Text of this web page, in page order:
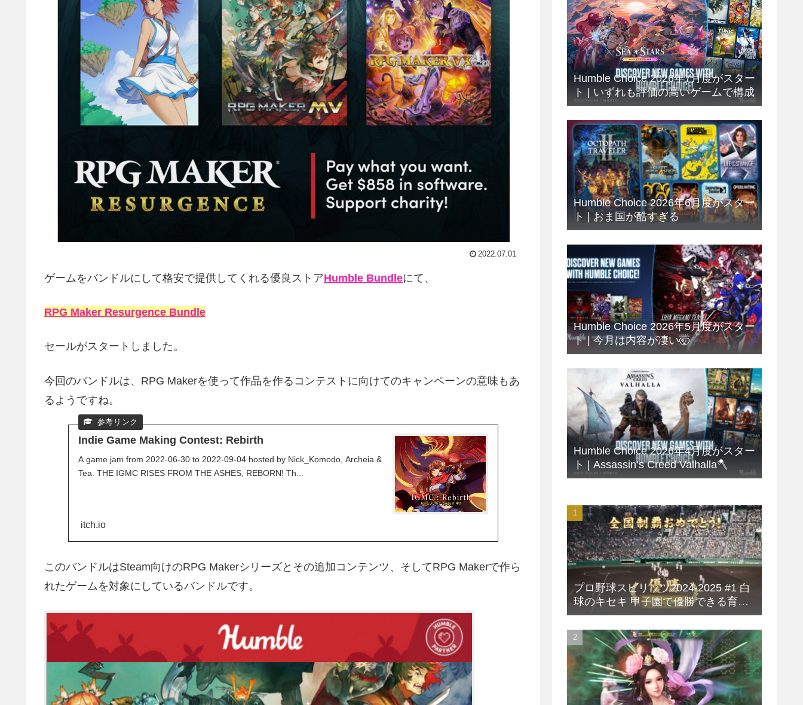
2022.07.01
ゲームをバンドルにして格安で提供してくれる優良ストアHumble Bundleにて、
RPG Maker Resurgence Bundle
セールがスタートしました。
今回のバンドルは、RPG Makerを使って作品を作るコンテストに向けてのキャンペーンの意味もあ
るようですね。
Indie Game Making Contest: Rebirth
A game jam from 2022-06-30 to 2022-09-04 hosted by Nick_Komodo, Archeia &
Tea. THE IGMC RISES FROM THE ASHES, REBORN! Th...
itch.io
このバンドルはSteam向けのRPG Makerシリーズとその追加コンテンツ、そしてRPG Makerで作ら
れたゲームを対象にしているバンドルです。
Humble Choice 2026年7月度がスター
ト | いずれも評価の高いゲームで構成
Humble Choice 2026年6月度がスター
ト | おま国が酷すぎる
Humble Choice 2026年5月度がスター
ト | 今月は内容が凄い🤯
Humble Choice 2026年4月度がスター
ト | Assassin’s Creed Valhalla🪓
プロ野球スピリッツ2024-2025 #1 白
球のキセキ 甲子園で優勝できる育成
方法